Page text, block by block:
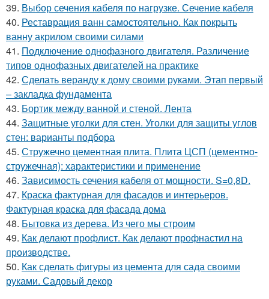
39. Выбор сечения кабеля по нагрузке. Сечение кабеля
40. Реставрация ванн самостоятельно. Как покрыть
ванну акрилом своими силами
41. Подключение однофазного двигателя. Различение
типов однофазных двигателей на практике
42. Сделать веранду к дому своими руками. Этап первый
– закладка фундамента
43. Бортик между ванной и стеной. Лента
44. Защитные уголки для стен. Уголки для защиты углов
стен: варианты подбора
45. Стружечно цементная плита. Плита ЦСП (цементно-
стружечная): характеристики и применение
46. Зависимость сечения кабеля от мощности. S=0,8D.
47. Краска фактурная для фасадов и интерьеров.
Фактурная краска для фасада дома
48. Бытовка из дерева. Из чего мы строим
49. Как делают профлист. Как делают профнастил на
производстве.
50. Как сделать фигуры из цемента для сада своими
руками. Садовый декор